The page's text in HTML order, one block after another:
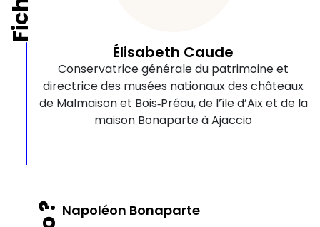
Élisabeth Caude
Conservatrice générale du patrimoine et
directrice des musées nationaux des châteaux
de Malmaison et Bois‑Préau, de l’île d’Aix et de la
maison Bonaparte à Ajaccio
Napoléon Bonaparte